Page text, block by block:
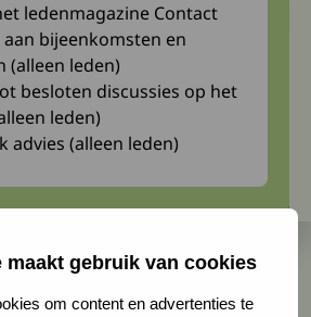
maakt gebruik van cookies
om content en advertenties te
ledenmagazine Contact
aan bijeenkomsten en
(alleen leden)
besloten discussies op het
leden)
advies (alleen leden)